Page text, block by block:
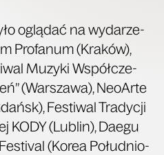
oglą­dać na wyda­rze­
Pro­fa­num (Kra­ków),
Muzy­ki Współ­cze­
(War­sza­wa), Neo­Ar­te
Festi­wal Tra­dy­cji
KODY (Lublin), Daegu
(Korea Połu­dnio­